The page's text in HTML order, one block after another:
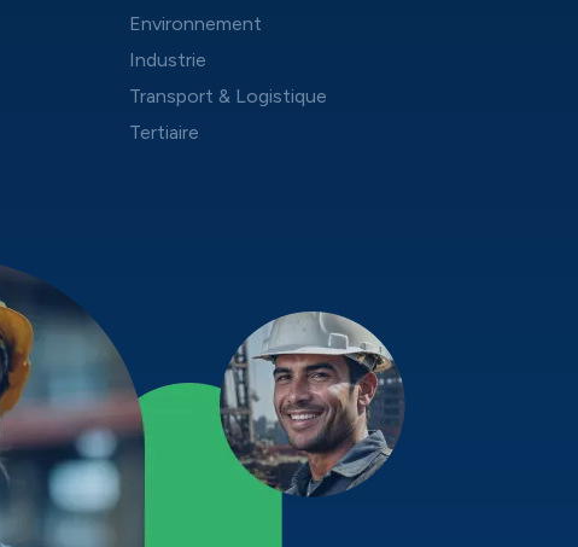
Environnement
Industrie
Transport & Logistique
Tertiaire